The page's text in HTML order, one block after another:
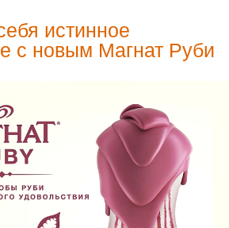
истинное
с новым Магнат Руби